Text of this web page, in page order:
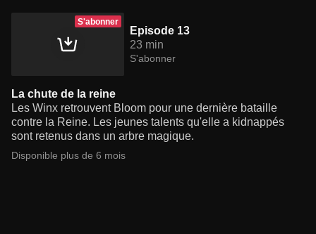
S'abonner
Episode 13
23 min
S'abonner
La chute de la reine
Les Winx retrouvent Bloom pour une dernière bataille
contre la Reine. Les jeunes talents qu'elle a kidnappés
sont retenus dans un arbre magique.
Disponible plus de 6 mois